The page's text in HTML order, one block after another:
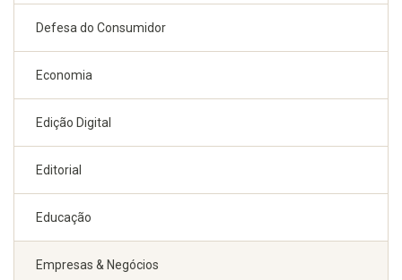
Defesa do Consumidor
Economia
Edição Digital
Editorial
Educação
Empresas & Negócios